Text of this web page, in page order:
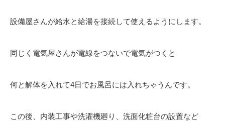
設備屋さんが給水と給湯を接続して使えるようにします。
同じく電気屋さんが電線をつないで電気がつくと
何と解体を入れて4日でお風呂には入れちゃうんです。
この後、内装工事や洗濯機廻り、洗面化粧台の設置など